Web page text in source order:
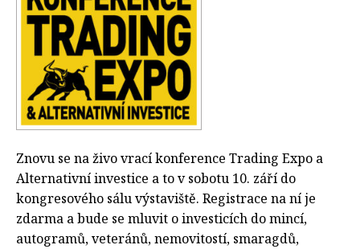
Znovu se na živo vrací konference Trading Expo a
Alternativní investice a to v sobotu 10. září do
kongresového sálu výstaviště. Registrace na ní je
zdarma a bude se mluvit o investicích do mincí,
autogramů, veteránů, nemovitostí, smaragdů,